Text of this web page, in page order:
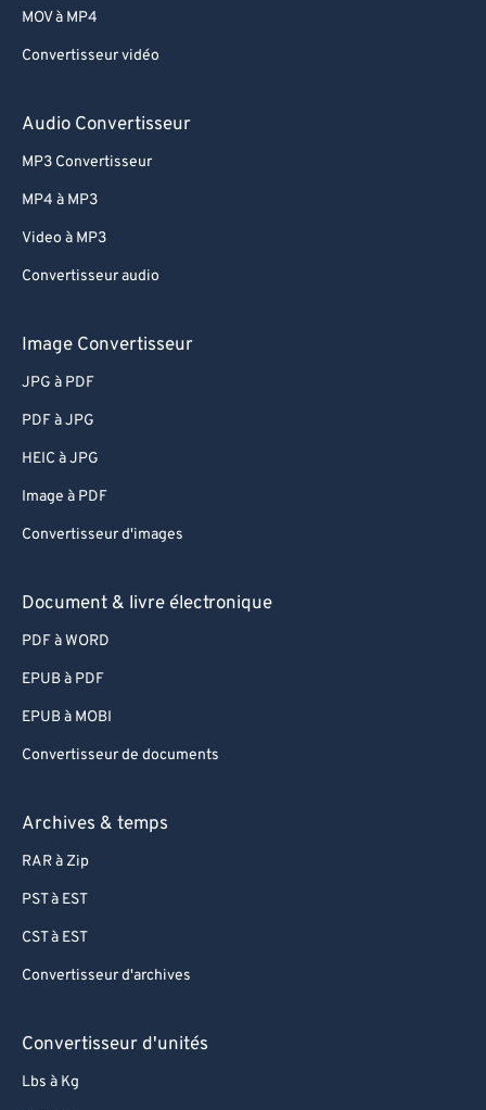
MOV à MP4
Convertisseur vidéo
Audio Convertisseur
MP3 Convertisseur
MP4 à MP3
Video à MP3
Convertisseur audio
Image Convertisseur
JPG à PDF
PDF à JPG
HEIC à JPG
Image à PDF
Convertisseur d'images
Document & livre électronique
PDF à WORD
EPUB à PDF
EPUB à MOBI
Convertisseur de documents
Archives & temps
RAR à Zip
PST à EST
CST à EST
Convertisseur d'archives
Convertisseur d'unités
Lbs à Kg